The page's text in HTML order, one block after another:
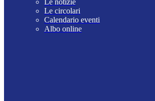
Le notizie
Le circolari
Calendario eventi
Albo online